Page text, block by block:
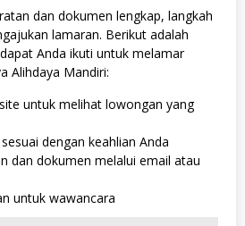
dan dokumen lengkap, langkah
lamaran. Berikut adalah
Anda ikuti untuk melamar
Alihdaya Mandiri:
untuk melihat lowongan yang
dengan keahlian Anda
dan dokumen melalui email atau
untuk wawancara